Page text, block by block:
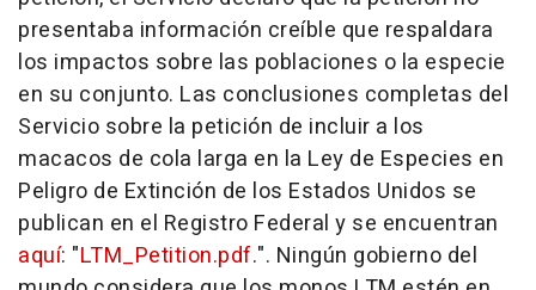
presentaba información creíble que respaldara
los impactos sobre las poblaciones o la especie
en su conjunto. Las conclusiones completas del
Servicio sobre la petición de incluir a los
macacos de cola larga en la Ley de Especies en
Peligro de Extinción de los Estados Unidos se
publican en el Registro Federal y se encuentran
aquí: "LTM_Petition.pdf.". Ningún gobierno del